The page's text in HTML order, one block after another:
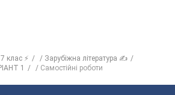
7 клас ⚡
Зарубіжна література ✍
1 Самостійні роботи